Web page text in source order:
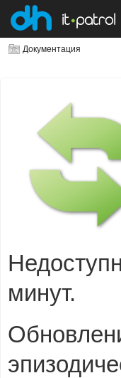
Документация
минут.